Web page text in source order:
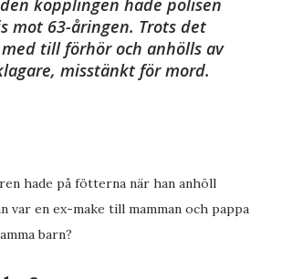
kopplingen hade polisen
mot 63-åringen. Trots det
till förhör och anhölls av
misstänkt för mord.
hade på fötterna när han anhöll
var en ex-make till mamman och pappa
barn?